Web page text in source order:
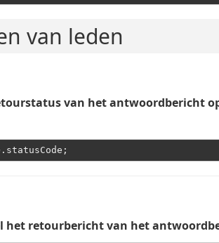
van leden
van het antwoordbericht
het retourbericht van het